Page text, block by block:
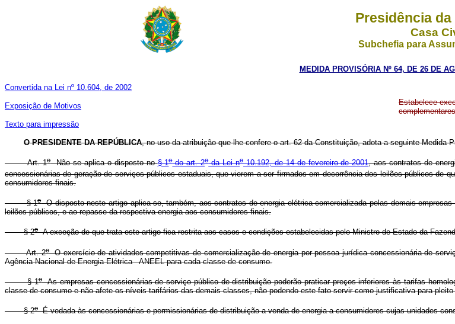
Presidência
Casa
Subchefia para
MEDIDA PROVISÓRIA Nº 64, DE 26 DE
Convertida na Lei nº 10.604, de 2002
Exposição de Motivos
Texto para impressão
Estabelece
O PRESIDENTE DA REPÚBLICA, no uso da atribuição que lhe confere o art. 62 da Constituição, adota a seguinte Medida
Art. 1oNão se aplica o disposto no§ 1odo art. 2oda Lei no10.192, de 14 de fevereiro de 2001, aos contratos de
concessionárias de geração de serviços públicos estaduais, que vierem a ser firmados em decorrência dos leilões públicos de
consumidores finais.
§ 1oO disposto neste artigo aplica-se, também, aos contratos de energia elétrica comercializada pelas demais
leilões públicos, e ao repasse da respectiva energia aos consumidores finais.
§ 2oA exceção de que trata este artigo fica restrita aos casos e condições estabelecidas pelo Ministro de Estado da
Art. 2oO exercício de atividades competitivas de comercialização de energia por pessoa jurídica concessionária de
Agência Nacional de Energia Elétrica - ANEEL para cada classe de consumo.
§ 1oAs empresas concessionárias de serviço público de distribuição poderão praticar preços inferiores às tarifas
classe de consumo e não afete os níveis tarifários das demais classes, não podendo este fato servir como justificativa para
§ 2oÉ vedada às concessionárias e permissionárias de distribuição a venda de energia a consumidores cujas unidades